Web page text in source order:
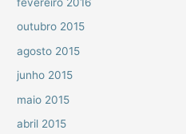
outubro 2015
agosto 2015
junho 2015
maio 2015
abril 2015